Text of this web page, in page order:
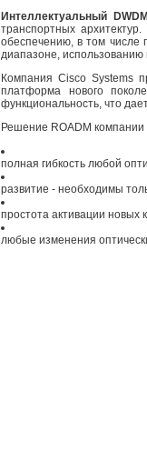
Интеллектуальный
транспортных
обеспечению, в том числе
диапазоне, использованию
Компания Cisco Systems
платформа нового
функциональность, что
Решение ROADM
полная гибкость любой
развитие - необходимы
простота активации новых
любые изменения